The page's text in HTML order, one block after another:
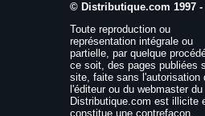
© Distributique.com 1997 -
Toute reproduction ou
représentation intégrale ou
partielle, par quelque
ce soit, des pages publiées
site, faite sans l'autorisation
l'éditeur ou du webmaster
Distributique.com est illicite
constitue une contrefaçon.